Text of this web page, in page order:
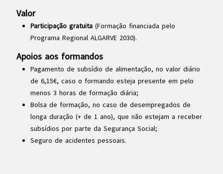
Valor
Participação gratuita(Formação financiada pelo
Programa Regional ALGARVE 2030).
Apoios aos formandos
Pagamento de subsídio de alimentação, no valor diário
de 6,15€, caso o formando esteja presente em pelo
menos 3 horas de formação diária;
Bolsa de formação, no caso de desempregados de
longa duração (+ de 1 ano), que não estejam a receber
subsídios por parte da Segurança Social;
Seguro de acidentes pessoais.